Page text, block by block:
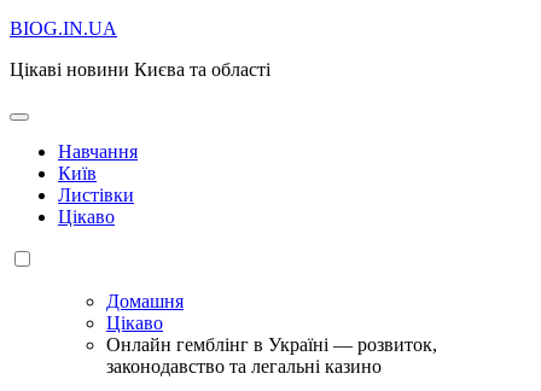
BIOG.IN.UA
Цікаві новини Києва та області
Навчання
Київ
Листівки
Цікаво
Домашня
Цікаво
Онлайн гемблінг в Україні — розвиток,
законодавство та легальні казино